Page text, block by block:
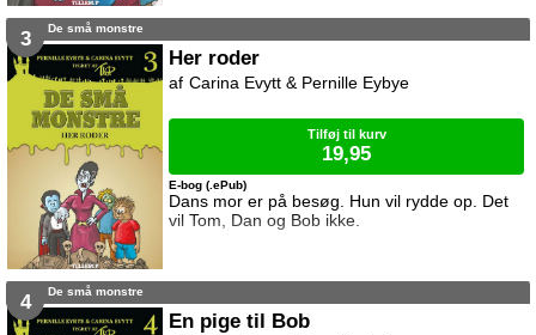
3 De små monstre
Her roder
Dans mor er på besøg. Hun vil rydde op. Det
vil Tom, Dan og Bob ikke.
E-bog (.ePub)
Carina Evytt & Pernille Eybye
Tilføj til kurv
19,95
4 De små monstre
En pige til Bob